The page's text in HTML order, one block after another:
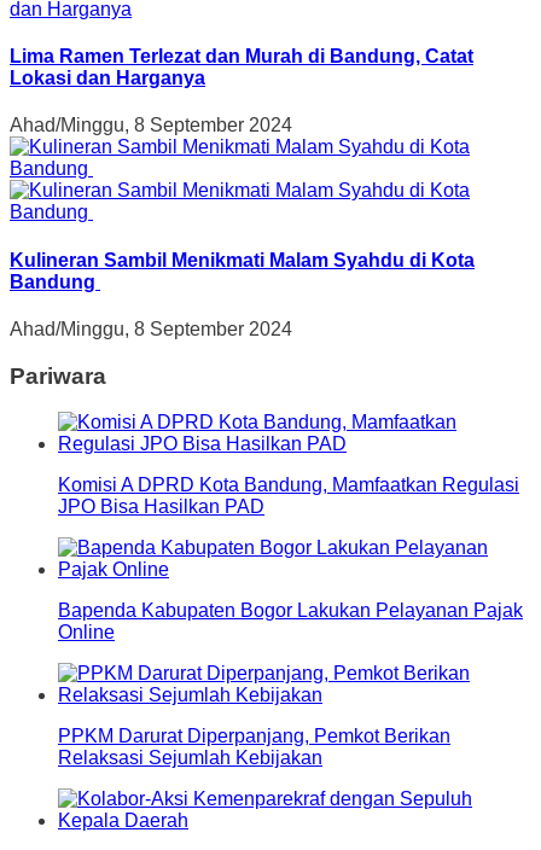
Lima Ramen Terlezat dan Murah di Bandung, Catat
Lokasi dan Harganya
Ahad/Minggu, 8 September 2024
Kulineran Sambil Menikmati Malam Syahdu di Kota
Bandung
Ahad/Minggu, 8 September 2024
Pariwara
Komisi A DPRD Kota Bandung, Mamfaatkan Regulasi
JPO Bisa Hasilkan PAD
Bapenda Kabupaten Bogor Lakukan Pelayanan Pajak
Online
PPKM Darurat Diperpanjang, Pemkot Berikan
Relaksasi Sejumlah Kebijakan